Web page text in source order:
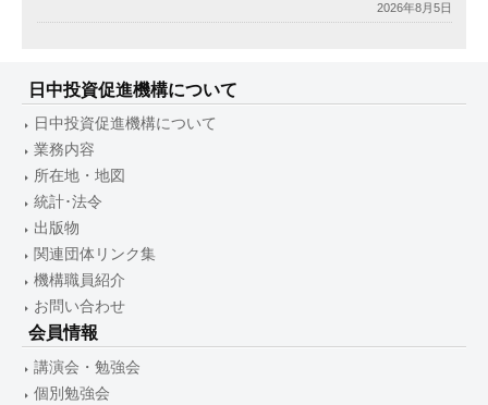
2026年8月5日
日中投資促進機構について
日中投資促進機構について
業務内容
所在地・地図
統計･法令
出版物
関連団体リンク集
機構職員紹介
お問い合わせ
会員情報
講演会・勉強会
個別勉強会